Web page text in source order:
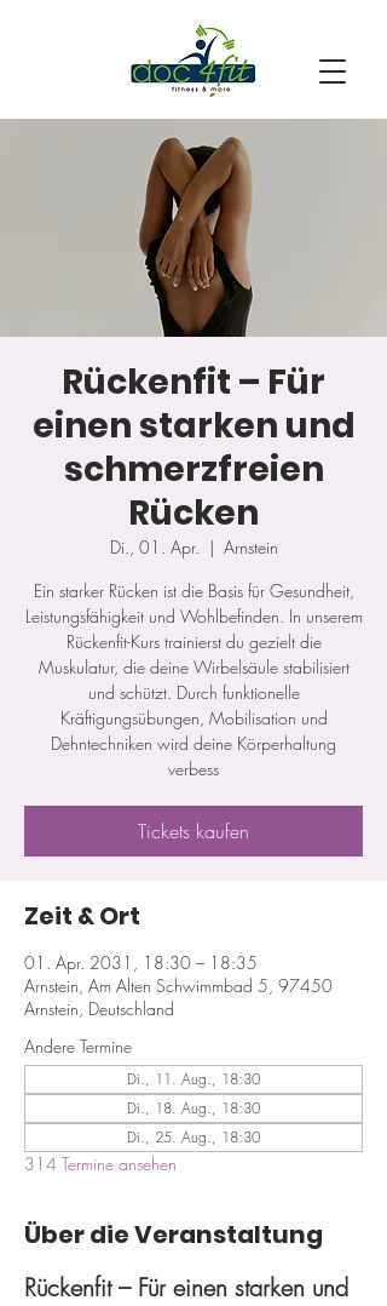
Rückenfit – Für
einen starken und
schmerzfreien
Rücken
Di., 01. Apr.
  |
Arnstein
Ein starker Rücken ist die Basis für Gesundheit,
Leistungsfähigkeit und Wohlbefinden. In unserem
Rückenfit-Kurs trainierst du gezielt die
Muskulatur, die deine Wirbelsäule stabilisiert
und schützt. Durch funktionelle
Kräftigungsübungen, Mobilisation und
Dehntechniken wird deine Körperhaltung
verbess
Tickets kaufen
Zeit & Ort
01. Apr. 2031, 18:30 – 18:35
Arnstein, Am Alten Schwimmbad 5, 97450
Arnstein, Deutschland
Andere Termine
Di., 11. Aug., 18:30
Di., 18. Aug., 18:30
Di., 25. Aug., 18:30
314 Termine ansehen
Über die Veranstaltung
Rückenfit – Für einen starken und